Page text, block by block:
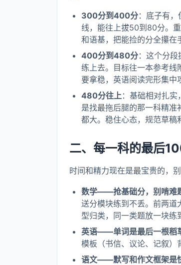
300分到400分：底子有
线，能往上拔50到80分。
和语基，把能捡的分全攥在
400分到480分：这个分
练上去。目标往一本参考
要拿稳，英语阅读完形集中
480分往上：基础相对扎
是找最拖后腿的那一科精
都大。稳住心态，规范草稿
二、每一科的最后
时间和精力现在是最宝贵的，
数学——抢基础分，别啃难
送分模块练到不丢。前两道
型归类，同一类题放一块练
英语——单词是最后一根稻
模板（书信、议论、记叙）
语文——默写和作文框架是